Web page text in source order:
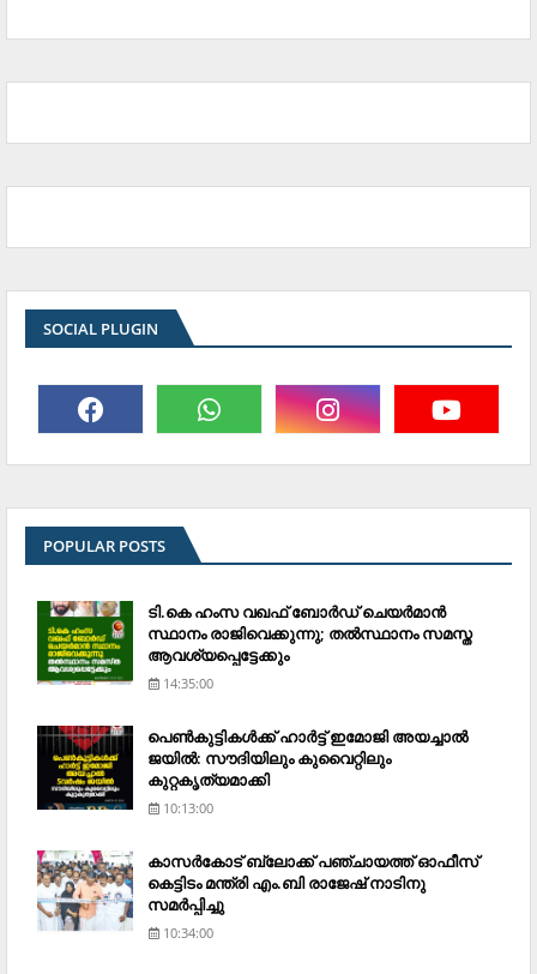
SOCIAL PLUGIN
POPULAR POSTS
ടി.കെ ഹംസ വഖഫ് ബോര്‍ഡ് ചെയര്‍മാന്‍
സ്ഥാനം രാജിവെക്കുന്നു; തല്‍സ്ഥാനം സമസ്ത
ആവശ്യപ്പെട്ടേക്കും
14:35:00
പെണ്‍കുട്ടികള്‍ക്ക് ഹാര്‍ട്ട് ഇമോജി അയച്ചാല്‍
ജയില്‍: സൗദിയിലും കുവൈറ്റിലും
കുറ്റകൃത്യമാക്കി
10:13:00
കാസര്‍കോട് ബ്ലോക്ക് പഞ്ചായത്ത് ഓഫീസ്
കെട്ടിടം മന്ത്രി എം.ബി രാജേഷ് നാടിനു
സമര്‍പ്പിച്ചു
10:34:00